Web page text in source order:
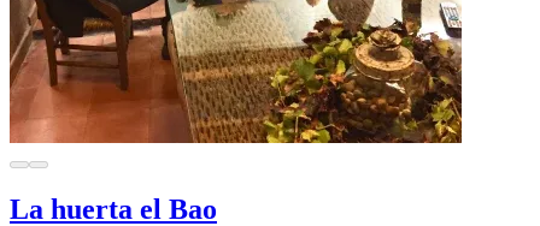
La huerta el Bao